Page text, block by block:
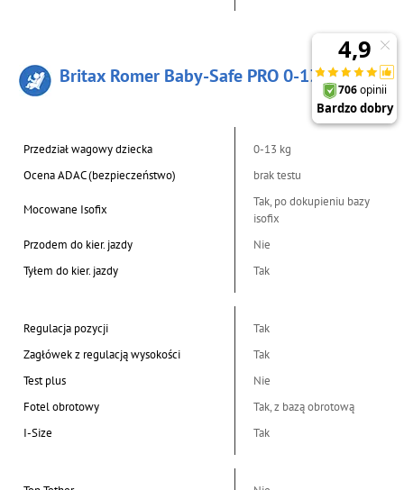
Britax Romer Baby-Safe PRO 0-13 kg
Przedział wagowy dziecka
0-13 kg
Ocena ADAC (bezpieczeństwo)
brak testu
Mocowane Isofix
Tak, po dokupieniu bazy
isofix
Przodem do kier. jazdy
Nie
Tyłem do kier. jazdy
Tak
Regulacja pozycji
Tak
Zagłówek z regulacją wysokości
Tak
Test plus
Nie
Fotel obrotowy
Tak, z bazą obrotową
I-Size
Tak